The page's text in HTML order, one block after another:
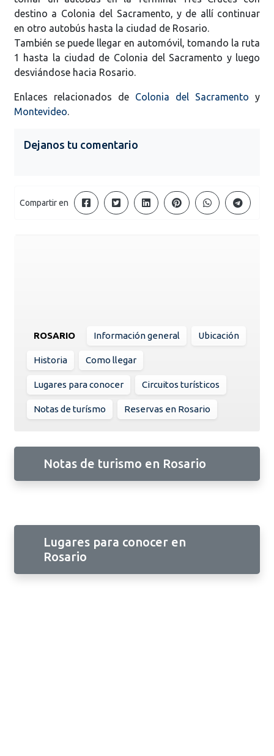
destino a Colonia del Sacramento, y de allí continuar
en otro autobús hasta la ciudad de Rosario.
También se puede llegar en automóvil, tomando la ruta
1 hasta la ciudad de Colonia del Sacramento y luego
desviándose hacia Rosario.
Enlaces relacionados de Colonia del Sacramento y
Montevideo.
Dejanos tu comentario
Compartir en
ROSARIO Información general Ubicación
Historia Como llegar
Lugares para conocer Circuitos turísticos
Notas de turísmo Reservas en Rosario
Notas de turismo en Rosario
Lugares para conocer en
Rosario